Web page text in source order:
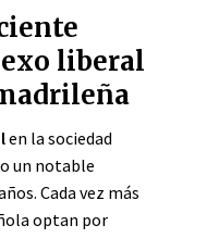
liberal
en la sociedad
un notable
Cada vez más
optan por